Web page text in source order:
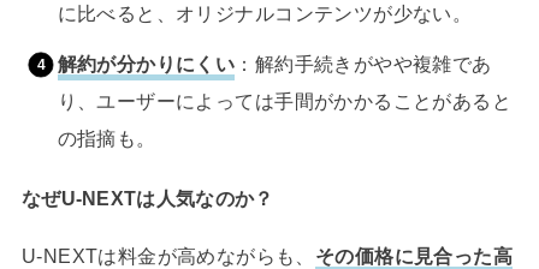
に比べると、オリジナルコンテンツが少ない。
解約が分かりにくい ：解約手続きがやや複雑であ
り、ユーザーによっては手間がかかることがあると
の指摘も。
なぜU-NEXTは人気なのか？
U-NEXTは料金が高めながらも、 その価格に見合った高